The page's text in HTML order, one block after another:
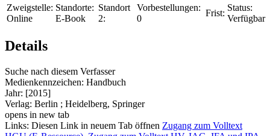
Zweigstelle:
Online
Standorte:
E-Book
Standort
2:
Vorbestellungen:
0
Frist:
Status:
Verfügbar
Details
Suche nach diesem Verfasser
Medienkennzeichen: Handbuch
Jahr: [2015]
Verlag: Berlin ; Heidelberg, Springer
opens in new tab
Links: Diesen Link in neuem Tab öffnen Zugang zum Volltext